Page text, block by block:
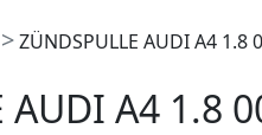
>ZÜNDSPULLE AUDI A4 1.8
AUDI A4 1.8